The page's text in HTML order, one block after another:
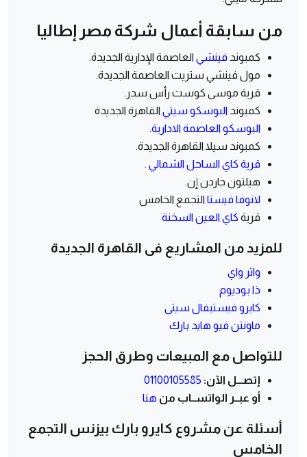
من سابقة أعمال شركة مصر إطاليا
كمبوند فينشي العاصمة الإدارية الجديدة.
مول فينشي ستريت العاصمة الجديدة.
قرية موسى كوست رأس سدر.
كمبوند البوسكو سيتي القاهرة الجديدة
البوسكو العاصمة الادارية.
كمبوند سيلا القاهرة الجديدة.
قرية كاي الساحل الشمالي .
هيلتون جاردن إن.
لانوفا فيستا التجمع الخامس
قرية كاي العين السخنة
للمزيد من المشاريع فى القاهرة الجديدة
واتر واي
ذا بوديوم
كايرو فيستيفال سيتى
ماونتن فيو هايد بارك
للتواصل مع المبيعات وطرق الحجز
إتصـــل الآن: 01100105585
أو عبــر الواتســاب من هنا
أسئلة عن مشروع كايرو بارك بيزنس التجمع
الخامس